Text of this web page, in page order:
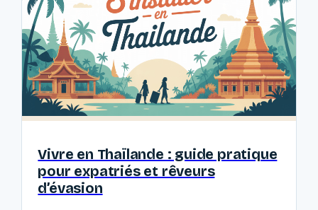
Vivre en Thaïlande : guide pratique
pour expatriés et rêveurs
d’évasion